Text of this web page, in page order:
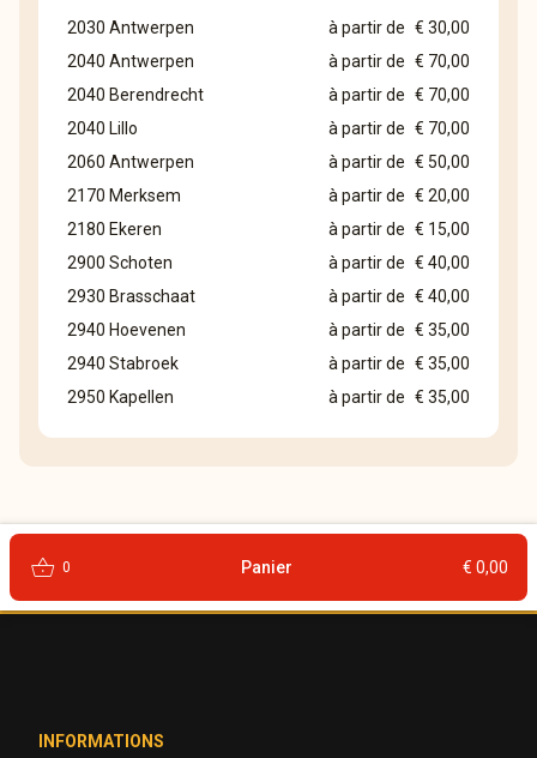
2030 Antwerpen à partir de € 30,00
2040 Antwerpen
à partir de € 70,00
2040 Berendrecht
à partir de € 70,00
2040 Lillo
à partir de € 70,00
2060 Antwerpen
à partir de € 50,00
2170 Merksem
à partir de € 20,00
2180 Ekeren
à partir de € 15,00
2900 Schoten
à partir de € 40,00
2930 Brasschaat
à partir de € 40,00
2940 Hoevenen
à partir de € 35,00
2940 Stabroek
à partir de € 35,00
2950 Kapellen
à partir de € 35,00
shopping_basket 0 Panier € 0,00
INFORMATIONS